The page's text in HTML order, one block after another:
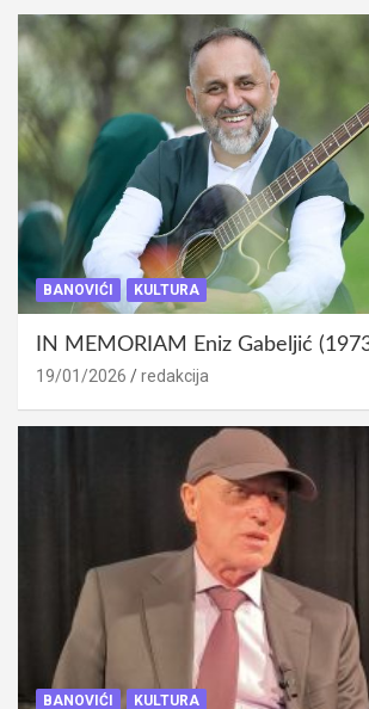
BANOVIĆI KULTURA
IN MEMORIAM Eniz Gabeljić
19/01/2026 redakcija
BANOVIĆI KULTURA